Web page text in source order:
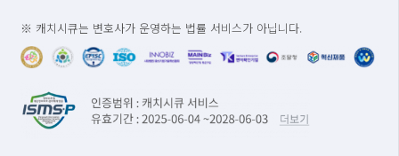
※ 캐치시큐는 변호사가 운영하는 법률 서비스가 아닙니다.